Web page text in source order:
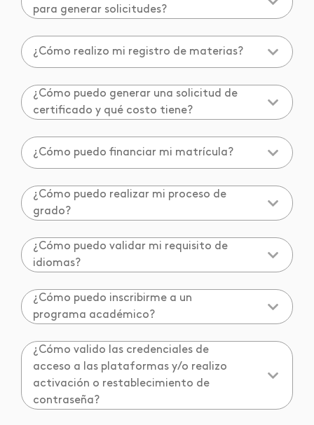
para generar solicitudes?
¿Cómo realizo mi registro de materias?
¿Cómo puedo generar una solicitud de
certificado y qué costo tiene?
¿Cómo puedo financiar mi matrícula?
¿Cómo puedo realizar mi proceso de
grado?
¿Cómo puedo validar mi requisito de
idiomas?
¿Cómo puedo inscribirme a un
programa académico?
¿Cómo valido las credenciales de
acceso a las plataformas y/o realizo
activación o restablecimiento de
contraseña?